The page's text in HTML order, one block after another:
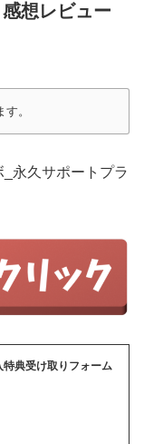
想レビュー
。
_永久サポートプラ
典受け取りフォーム